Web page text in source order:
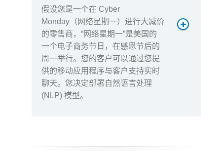
0.0000000309 美元 = 0.08 美元
月度总费用：
106.41 美元/月
假设您是一个在 Cyber
Monday（网络星期一）进行大减价
的零售商，“网络星期一”是美国的
一个电子商务节日，在感恩节后的
周一举行。您的客户可以通过您提
供的移动应用程序与客户支持实时
聊天。您决定部署自然语言处理
(NLP) 模型。